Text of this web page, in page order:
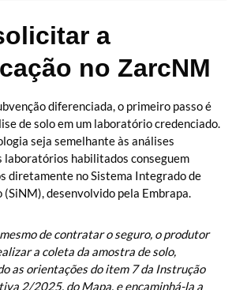
a
no ZarcNM
diferenciada, o primeiro passo é
de solo em um laboratório credenciado.
seja semelhante às análises
laboratórios habilitados conseguem
diretamente no Sistema Integrado de
desenvolvido pela Embrapa.
de contratar o seguro, o produtor
a coleta da amostra de solo,
as orientações do item 7 da Instrução
2/2025, do Mapa, e encaminhá-la a